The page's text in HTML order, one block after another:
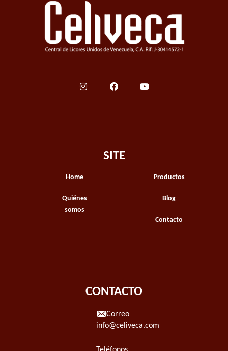
SITE
Home
Quiénes
somos
Productos
Blog
Contacto
CONTACTO
Correo
info@celiveca.com